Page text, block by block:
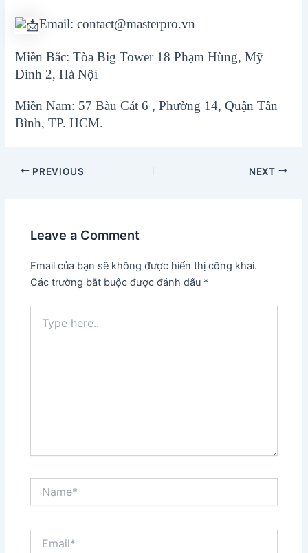
Email: contact@masterpro.vn
Miền Bắc: Tòa Big Tower 18 Phạm Hùng, Mỹ
Đình 2, Hà Nội
Miền Nam: 57 Bàu Cát 6 , Phường 14, Quận Tân
Bình, TP. HCM.
Post
PREVIOUS NEXT
Leave a Comment
Email của bạn sẽ không được hiển thị công khai.
Các trường bắt buộc được đánh dấu *
here..